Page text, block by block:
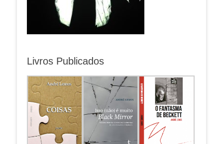
Livros Publicados